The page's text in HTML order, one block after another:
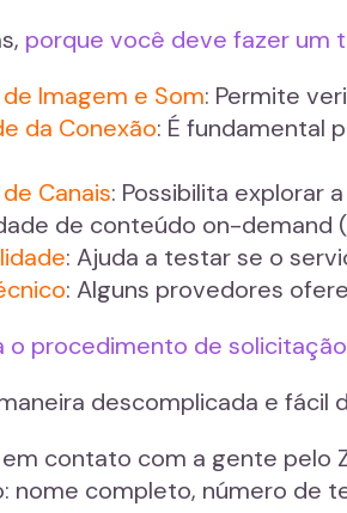
porque você deve fazer um
Imagem e Som: Permite
da Conexão: É fundamental
Canais: Possibilita explorar
de conteúdo on-demand
: Ajuda a testar se o
: Alguns provedores
o procedimento de
descomplicada e
em contato com a gente pelo
nome completo, número de